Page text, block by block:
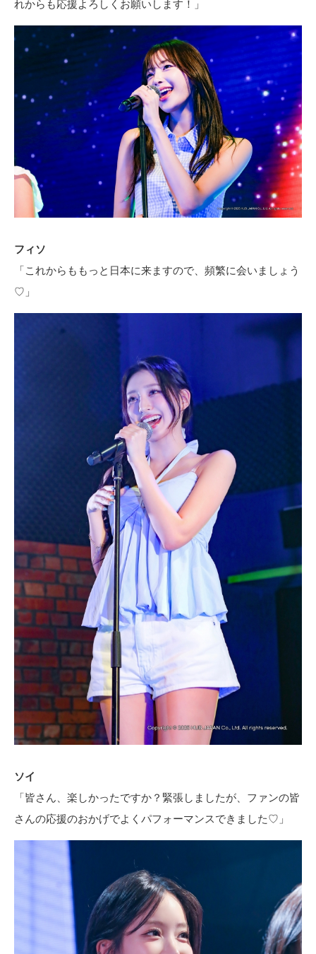
れからも応援よろしくお願いします！」
フィソ
「これからももっと日本に来ますので、頻繁に会いましょう
♡」
ソイ
「皆さん、楽しかったですか？緊張しましたが、ファンの皆
さんの応援のおかげでよくパフォーマンスできました♡」